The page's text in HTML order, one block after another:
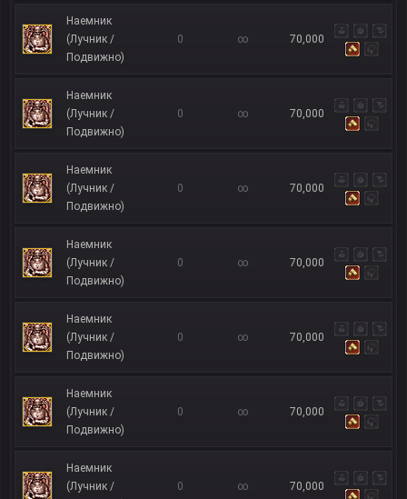
Наемник
(Лучник /
Подвижно)
0 ∞ 70,000
Наемник
(Лучник /
Подвижно)
0 ∞ 70,000
Наемник
(Лучник /
Подвижно)
0 ∞ 70,000
Наемник
(Лучник /
Подвижно)
0 ∞ 70,000
Наемник
(Лучник /
Подвижно)
0 ∞ 70,000
Наемник
(Лучник /
Подвижно)
0 ∞ 70,000
Наемник
(Лучник /
0 ∞ 70,000